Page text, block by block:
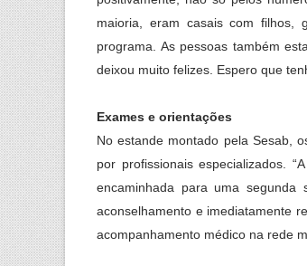
maioria, eram casais com filhos,
programa. As pessoas também
deixou muito felizes. Espero que
Exames e orientações
No estande montado pela Sesab,
por profissionais especializados.
encaminhada para uma
aconselhamento e imediatamente
acompanhamento médico na rede